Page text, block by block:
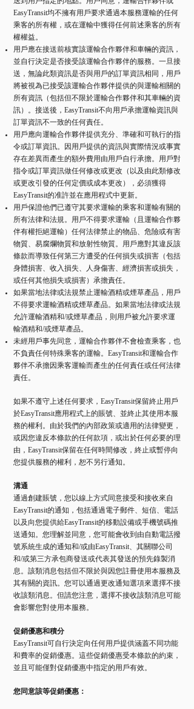
EasyTransit均不擁有用戶要求通過本服務運輸的任何
乘客的所有權，或在運輸中獲得任何前述乘客的所有
權權益。
用戶應在接送前核實該運輸合作夥伴和車輛的資訊，
並自行決定是否接受該運輸合作夥伴的服務。一旦接
送，無論此類資訊是否與用戶的訂單資訊相同，用戶
將被視為已接受該運輸合作夥伴提供的與運輸相關的
所有資訊（包括但不限於運輸合作夥伴和其車輛的資
訊）。接送後，EasyTransit不向用戶承擔運輸資訊與
訂單資訊不一致的任何責任。
用戶應向運輸合作夥伴提供充分、準確和可執行的指
令或訂單資訊。因用戶提供的資訊與實際情況或事實
存在差異而產生的額外費用由用戶自行承擔。用戶對
指令或訂單資訊做任何修改或更改（以及由此類修改
或更改引發的任何定價或成本更改），必須獲得
EasyTransit的准許並在應用程式中更新。
用戶保證他們已遵守其要求運輸的乘客和運輸有關的
所有法律和法規。用戶不得要求運輸（且運輸合作夥
伴有權拒絕運輸）任何法律禁止的物品、危險或有害
物質、易腐爛物質和放射性物質。用戶應對其違反該
條款而導致任何第三方遭受的任何損失或損害（包括
身體損害、收入損失、人身傷害、經濟損害或損失，
或任何其他損失或損害）承擔責任。
如果當地法律或法規禁止運輸酒精或煙草產品，用戶
不得要求運輸酒精或煙草產品。如果當地法律或法規
允許運輸酒精和/或煙草產品，則用戶被允許要求運
輸酒精和/或煙草產品。
未經用戶事先同意，運輸合作夥伴不會檢查乘客，也
不負責任何特殊乘客的運輸。EasyTransit和運輸合作
夥伴不承擔因乘客運輸而產生的任何責任或任何法律
責任。
如果不遵守上述任何要求，EasyTransit保留終止用戶
於EasyTransit應用程式上的賬號、並終止其使用本服
務的權利。由於我們的內部政策或適用的法律變更，
或因您違反本條款的任何款項，或出於任何必要的理
由，EasyTransit保留在任何時間修改，終止或暫停向
您提供服務的權利，恕不另行通知。
溝通
通過創建賬號，您以線上方式同意接受和接收來自
EasyTransit的通知，包括通過電子郵件、短信、電話
以及向您提供給EasyTransit的移動設備或手機號碼推
送通知。您理解並同意，您可能會收到由自動電話撥
號系統生成的通知和/或由EasyTransit、其關聯公司
和/或第三方承包商發送或代表其發送的預先錄製消
息。該類消息包括但不限於與因您註冊使用本服務及
其有關的資訊。您可以通過更改通知選項來選擇不接
收該類消息。但請您注意，選擇不接收該類消息可能
會影響您對使用本服務。
促銷優惠和積分
EasyTransit可自行決定向任何用戶提供涵蓋不同功能
和費率的促銷優惠。這些促銷優惠受本條款的約束，
並且可能僅對促銷優惠中指定的用戶有效。
您同意該等促銷優惠：